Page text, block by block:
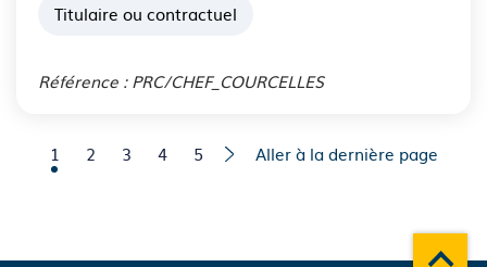
Titulaire ou contractuel
Référence : PRC/CHEF_COURCELLES
Page courante
1 Aller à la page
2 Aller à la page
3 Aller à la page
4 Aller à la page
5 Aller à la dernière page